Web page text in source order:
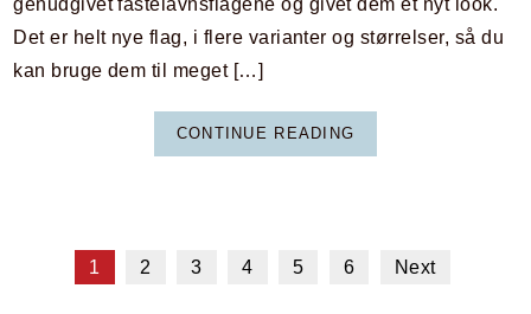
genudgivet fastelavnsflagene og givet dem et nyt look.
Det er helt nye flag, i flere varianter og størrelser, så du
kan bruge dem til meget […]
CONTINUE READING
1 2 3 4 5 6 Next